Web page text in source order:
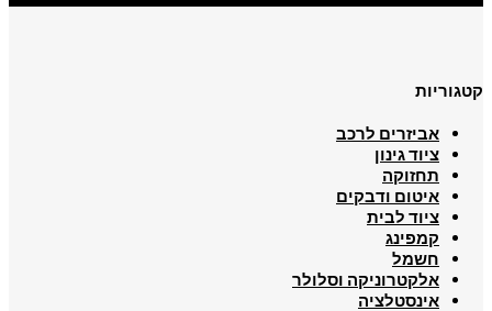
קטגוריות
אביזרים לרכב
ציוד גינון
תחזוקה
איטום ודבקים
ציוד לבית
קמפינג
חשמל
אלקטרוניקה וסלולר
אינסטלציה